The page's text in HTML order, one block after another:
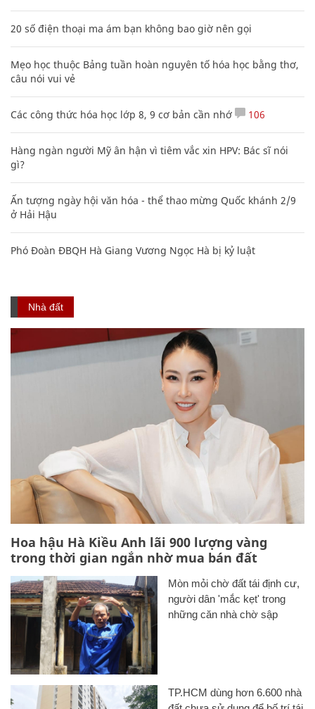
20 số điện thoại ma ám bạn không bao giờ nên gọi
Mẹo học thuộc Bảng tuần hoàn nguyên tố hóa học bằng thơ,
câu nói vui vẻ
Các công thức hóa học lớp 8, 9 cơ bản cần nhớ 106
Hàng ngàn người Mỹ ân hận vì tiêm vắc xin HPV: Bác sĩ nói
gì?
Ấn tượng ngày hội văn hóa - thể thao mừng Quốc khánh 2/9
ở Hải Hậu
Phó Đoàn ĐBQH Hà Giang Vương Ngọc Hà bị kỷ luật
Nhà đất
Hoa hậu Hà Kiều Anh lãi 900 lượng vàng
trong thời gian ngắn nhờ mua bán đất
Mòn mỏi chờ đất tái định cư,
người dân 'mắc kẹt' trong
những căn nhà chờ sập
TP.HCM dùng hơn 6.600 nhà